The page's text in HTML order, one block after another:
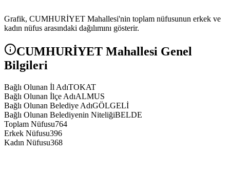
Grafik, CUMHURİYET Mahallesi'nin toplam nüfusunun erkek ve
kadın nüfus arasındaki dağılımını gösterir.
CUMHURİYET Mahallesi Genel
Bilgileri
Bağlı Olunan İl AdıTOKAT
Bağlı Olunan İlçe AdıALMUS
Bağlı Olunan Belediye AdıGÖLGELİ
Bağlı Olunan Belediyenin NiteliğiBELDE
Toplam Nüfusu764
Erkek Nüfusu396
Kadın Nüfusu368